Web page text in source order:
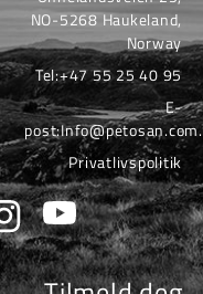
NO-5268 Haukeland,
Norway
Tel:+47 55 25 40 95
E-
post:Info@petosan.com.
Privatlivspolitik
InstagramYouTube